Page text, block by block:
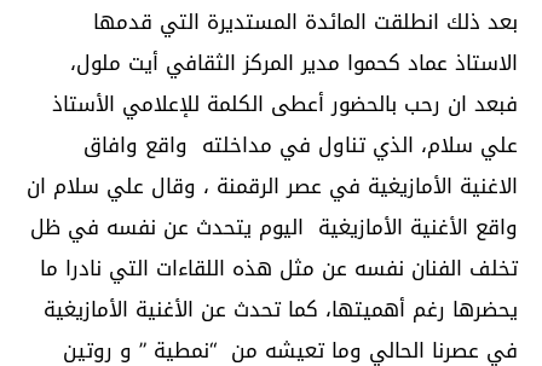
بعد ذلك انطلقت المائدة المستديرة التي قدمها
الاستاذ عماد كحموا مدير المركز الثقافي أيت ملول،
فبعد ان رحب بالحضور أعطى الكلمة للإعلامي الأستاذ
علي سلام، الذي تناول في مداخلته واقع وافاق
الاغنية الأمازيغية في عصر الرقمنة ، وقال علي سلام ان
واقع الأغنية الأمازيغية اليوم يتحدث عن نفسه في ظل
تخلف الفنان نفسه عن مثل هذه اللقاءات التي نادرا ما
يحضرها رغم أهميتها، كما تحدث عن الأغنية الأمازيغية
في عصرنا الحالي وما تعيشه من “نمطية ” و روتين